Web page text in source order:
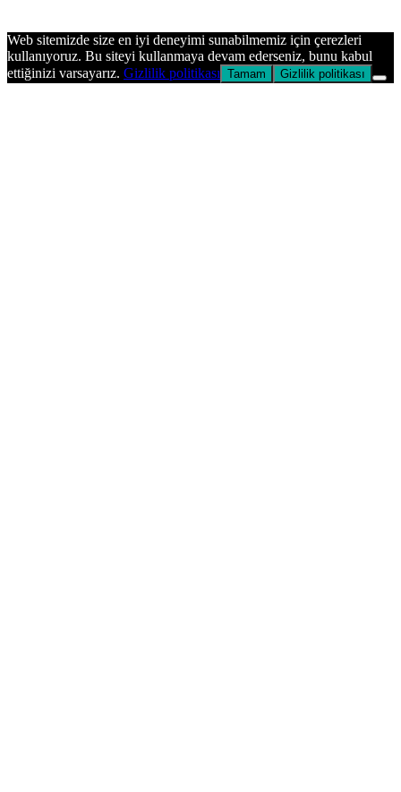
dön
tuşu
Web sitemizde size en iyi deneyimi sunabilmemiz için çerezleri
kullanıyoruz. Bu siteyi kullanmaya devam ederseniz, bunu kabul
ettiğinizi varsayarız. Gizlilik politikası Tamam Gizlilik politikası